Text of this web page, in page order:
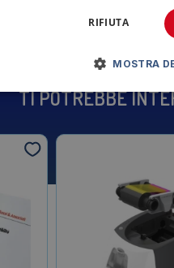
TI POTREBBE
RIFIUTA
MOSTRA